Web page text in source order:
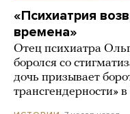
«Психиатрия
времена»
Отец психиатра
боролся со
дочь призывает
трансгендерности»